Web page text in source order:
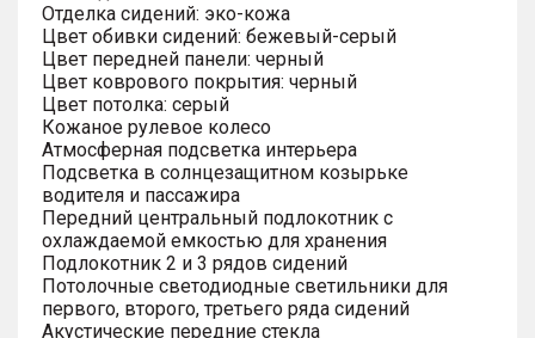
Отделка сидений: эко-кожа
Цвет обивки сидений: бежевый-серый
Цвет передней панели: черный
Цвет коврового покрытия: черный
Цвет потолка: серый
Кожаное рулевое колесо
Атмосферная подсветка интерьера
Подсветка в солнцезащитном козырьке
водителя и пассажира
Передний центральный подлокотник с
охлаждаемой емкостью для хранения
Подлокотник 2 и 3 рядов сидений
Потолочные светодиодные светильники для
первого, второго, третьего ряда сидений
Акустические передние стекла